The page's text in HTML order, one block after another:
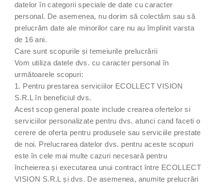
datelor în categorii speciale de date cu caracter
personal. De asemenea, nu dorim să colectăm sau să
prelucrăm date ale minorilor care nu au împlinit varsta
de 16 ani.
Care sunt scopurile și temeiurile prelucrării
Vom utiliza datele dvs. cu caracter personal în
următoarele scopuri:
1. Pentru prestarea serviciilor ECOLLECT VISION
S.R.L în beneficiul dvs.
Acest scop general poate include crearea ofertelor si
serviciilor personalizate pentru dvs. atunci cand faceti o
cerere de oferta pentru produsele sau serviciile prestate
de noi. Prelucrarea datelor dvs. pentru aceste scopuri
este în cele mai multe cazuri necesară pentru
încheierea și executarea unui contract între ECOLLECT
VISION S.R.L și dvs. De asemenea, anumite prelucrări